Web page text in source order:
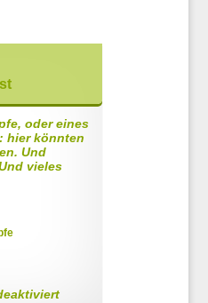
oder eines
hier könnten
Und
vieles